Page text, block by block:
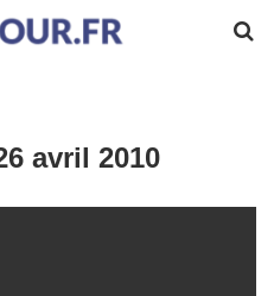
avril 2010